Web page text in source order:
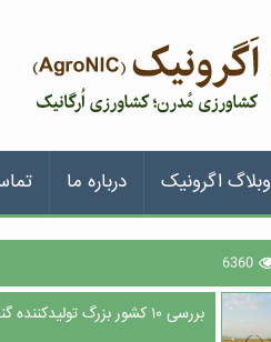
وبلاگ اگرونیک درباره ما
6360
بررسی ۱۰ کشور بزرگ تولیدکننده گندم در جهان